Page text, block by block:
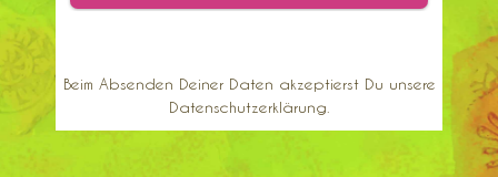
Beim Absenden Deiner Daten akzeptierst Du unsere
Datenschutzerklärung.